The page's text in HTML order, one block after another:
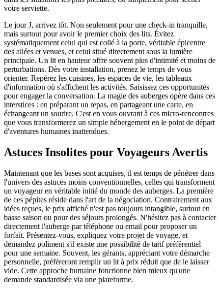
votre serviette.
Le jour J, arrivez tôt. Non seulement pour une check-in tranquille,
mais surtout pour avoir le premier choix des lits. Évitez
systématiquement celui qui est collé à la porte, véritable épicentre
des allées et venues, et celui situé directement sous la lumière
principale. Un lit en hauteur offre souvent plus d'intimité et moins de
perturbations. Dès votre installation, prenez le temps de vous
orienter. Repérez les cuisines, les espaces de vie, les tableaux
d'information où s'affichent les activités. Saisissez ces opportunités
pour engager la conversation. La magie des auberges opère dans ces
interstices : en préparant un repas, en partageant une carte, en
échangeant un sourire. C'est en vous ouvrant à ces micro-rencontres
que vous transformerez un simple hébergement en le point de départ
d'aventures humaines inattendues.
Astuces Insolites pour Voyageurs Avertis
Maintenant que les bases sont acquises, il est temps de pénétrer dans
l'univers des astuces moins conventionnelles, celles qui transforment
un voyageur en véritable initié du monde des auberges. La première
de ces pépites réside dans l'art de la négociation. Contrairement aux
idées reçues, le prix affiché n'est pas toujours intangible, surtout en
basse saison ou pour des séjours prolongés. N'hésitez pas à contacter
directement l'auberge par téléphone ou email pour proposer un
forfait. Présentez-vous, expliquez votre projet de voyage, et
demandez poliment s'il existe une possibilité de tarif préférentiel
pour une semaine. Souvent, les gérants, appréciant votre démarche
personnelle, préféreront remplir un lit à prix réduit que de le laisser
vide. Cette approche humaine fonctionne bien mieux qu'une
demande standardisée via une plateforme.